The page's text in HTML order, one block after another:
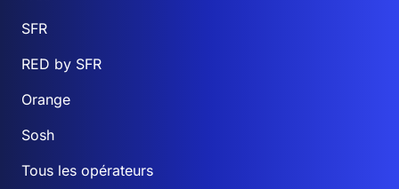
SFR
RED by SFR
Orange
Sosh
Tous les opérateurs